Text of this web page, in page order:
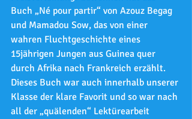
Buch „Né pour partir“ von Azouz Begag
und Mamadou Sow, das von einer
wahren Fluchtgeschichte eines
15jährigen Jungen aus Guinea quer
durch Afrika nach Frankreich erzählt.
Dieses Buch war auch innerhalb unserer
Klasse der klare Favorit und so war nach
all der „quälenden“ Lektürearbeit